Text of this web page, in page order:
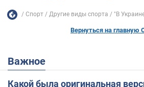
Спорт Другие виды спорта "В
Вернуться на главную
Важное
Какой была оригинальная